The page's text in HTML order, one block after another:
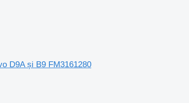
D9A și B9 FM3161280